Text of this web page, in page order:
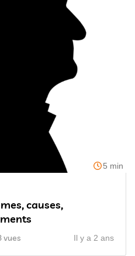
5 min
causes,
vues Il y a 2 ans